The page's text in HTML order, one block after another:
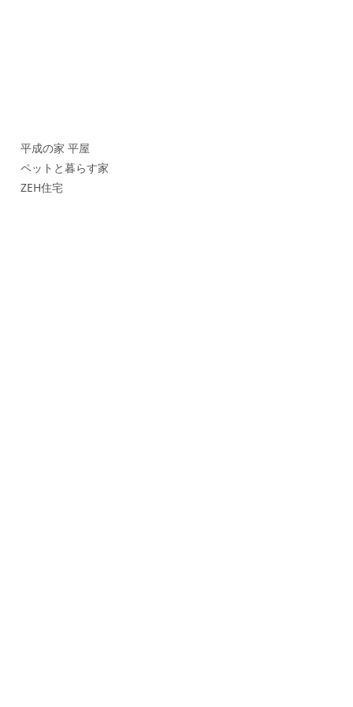
平成の家 平屋
ペットと暮らす家
ZEH住宅